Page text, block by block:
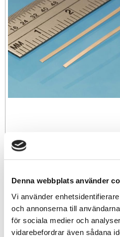
Denna webbplats använder
Vi använder
och annonserna till
för sociala medier och
vidarebefordrar även sådana
69sek